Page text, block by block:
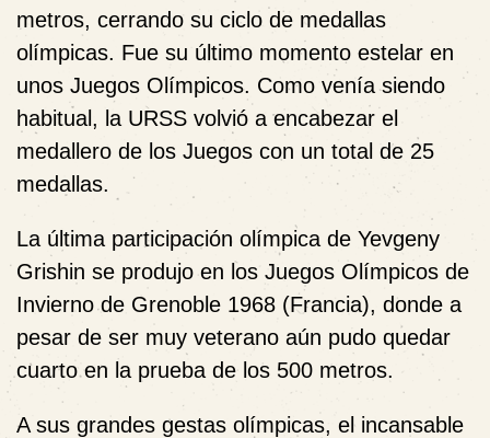
metros, cerrando su ciclo de medallas
olímpicas. Fue su último momento estelar en
unos Juegos Olímpicos. Como venía siendo
habitual, la URSS volvió a encabezar el
medallero de los Juegos con un total de 25
medallas.
La última participación olímpica de Yevgeny
Grishin se produjo en los Juegos Olímpicos de
Invierno de Grenoble 1968 (Francia), donde a
pesar de ser muy veterano aún pudo quedar
cuarto en la prueba de los 500 metros.
A sus grandes gestas olímpicas, el incansable